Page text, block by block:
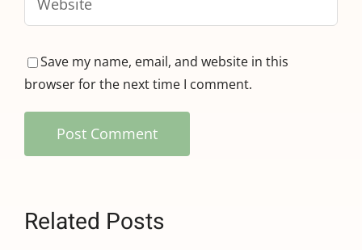
Save my name, email, and website in this
browser for the next time I comment.
Related Posts